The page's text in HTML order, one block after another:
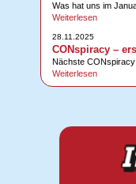
Was hat uns im
Weiterlesen
28.11.2025
CONspiracy –
Nächste
Weiterlesen